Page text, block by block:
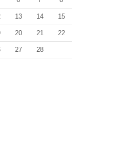
13 14 15
20 21 22
27 28